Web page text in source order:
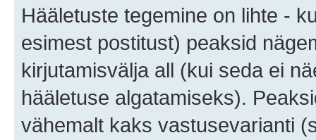
Hääletuste tegemine on lihte -
esimest postitust) peaksid
kirjutamisvälja all (kui seda ei
hääletuse algatamiseks).
vähemalt kaks vastusevarianti